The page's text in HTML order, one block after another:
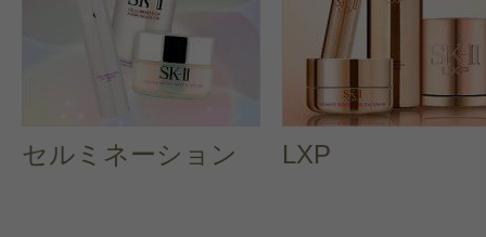
セルミネーション LXP